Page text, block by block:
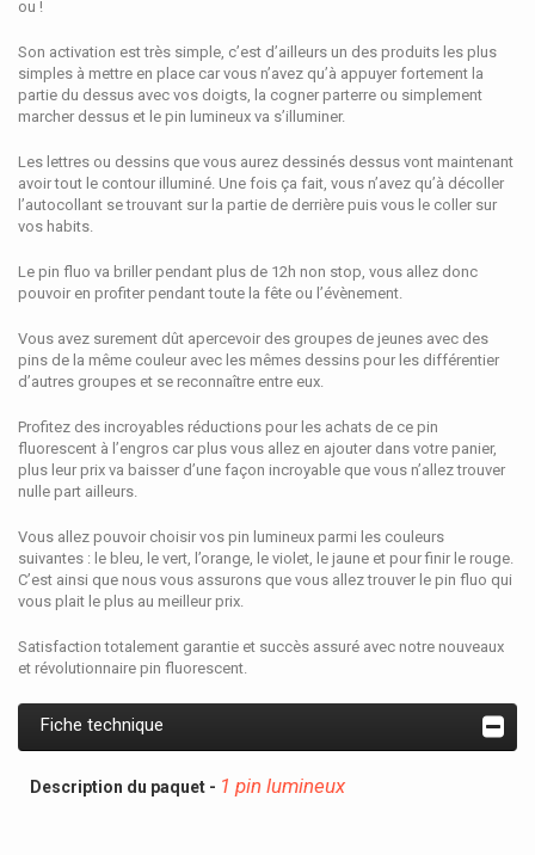
ou !
Son activation est très simple, c’est d’ailleurs un des produits les plus
simples à mettre en place car vous n’avez qu’à appuyer fortement la
partie du dessus avec vos doigts, la cogner parterre ou simplement
marcher dessus et le pin lumineux va s’illuminer.
Les lettres ou dessins que vous aurez dessinés dessus vont maintenant
avoir tout le contour illuminé. Une fois ça fait, vous n’avez qu’à décoller
l’autocollant se trouvant sur la partie de derrière puis vous le coller sur
vos habits.
Le pin fluo va briller pendant plus de 12h non stop, vous allez donc
pouvoir en profiter pendant toute la fête ou l’évènement.
Vous avez surement dût apercevoir des groupes de jeunes avec des
pins de la même couleur avec les mêmes dessins pour les différentier
d’autres groupes et se reconnaître entre eux.
Profitez des incroyables réductions pour les achats de ce pin
fluorescent à l’engros car plus vous allez en ajouter dans votre panier,
plus leur prix va baisser d’une façon incroyable que vous n’allez trouver
nulle part ailleurs.
Vous allez pouvoir choisir vos pin lumineux parmi les couleurs
suivantes : le bleu, le vert, l’orange, le violet, le jaune et pour finir le rouge.
C’est ainsi que nous vous assurons que vous allez trouver le pin fluo qui
vous plait le plus au meilleur prix.
Satisfaction totalement garantie et succès assuré avec notre nouveaux
et révolutionnaire pin fluorescent.
Fiche technique
Description du paquet - 1 pin lumineux